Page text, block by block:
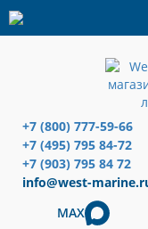
+7 (800) 777-59-66
+7 (495) 795 84-72
+7 (903) 795 84 72
info@west-
MAX